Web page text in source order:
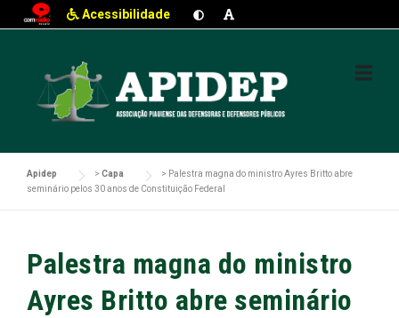
Acessibilidade
Apidep > Capa > Palestra magna do ministro Ayres Britto abre
seminário pelos 30 anos de Constituição Federal
Palestra magna do ministro
Ayres Britto abre seminário